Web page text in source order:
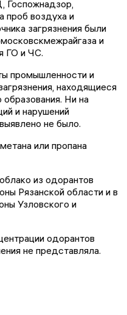
Госпожнадзор,
проб воздуха и
загрязнения были
и
ГО и ЧС.
промышленности и
находящиеся
образования. Ни на
и нарушений
не было.
или пропана
из одорантов
Рязанской области и в
Узловского и
одорантов
не представляла.